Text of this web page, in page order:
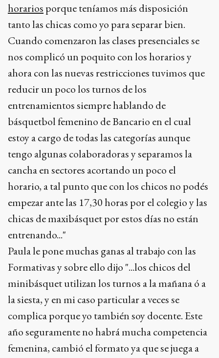
horarios porque teníamos más disposición
tanto las chicas como yo para separar bien.
Cuando comenzaron las clases presenciales se
nos complicó un poquito con los horarios y
ahora con las nuevas restricciones tuvimos que
reducir un poco los turnos de los
entrenamientos siempre hablando de
básquetbol femenino de Bancario en el cual
estoy a cargo de todas las categorías aunque
tengo algunas colaboradoras y separamos la
cancha en sectores acortando un poco el
horario, a tal punto que con los chicos no podés
empezar ante las 17,30 horas por el colegio y las
chicas de maxibásquet por estos días no están
entrenando..."
Paula le pone muchas ganas al trabajo con las
Formativas y sobre ello dijo "...los chicos del
minibásquet utilizan los turnos a la mañana ó a
la siesta, y en mi caso particular a veces se
complica porque yo también soy docente. Este
año seguramente no habrá mucha competencia
femenina, cambió el formato ya que se juega a